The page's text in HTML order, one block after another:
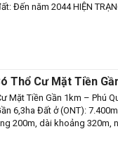
Đến năm 2044 HIỆN
Thổ Cư Mặt Tiền
Mặt Tiền Gần 1km – Phú
6,3ha Đất ở (ONT):
200m, dài khoảng 320m,